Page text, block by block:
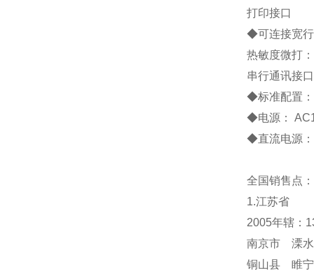
打印接口
◆可连接宽
热敏度微打：
串行通讯接口
◆标准配置
◆电源：
◆直流电源
全国销售点：
1.江苏省
2005年辖：
南京市 溧
铜山县 睢